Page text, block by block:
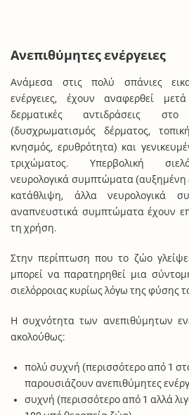
Ανεπιθύμητες ενέργειες
Ανάμεσα στις πολύ σπάνιες
ενέργειες, έχουν αναφερθεί
δερματικές αντιδράσεις
(δυσχρωματισμός δέρματος,
κνησμός, ερυθρότητα) και
τριχώματος. Υπερβολική
νευρολογικά συμπτώματα (αυξημένη
κατάθλιψη, άλλα νευρολογικά
αναπνευστικά συμπτώματα έχουν
τη χρήση.
Στην περίπτωση που το ζώο
μπορεί να παρατηρηθεί μια
σιελόρροιας κυρίως λόγω της φύσης
Η συχνότητα των ανεπιθύμητων
ακολούθως:
πολύ συχνή (περισσότερο από 1
παρουσιάζουν ανεπιθύμητες
συχνή (περισσότερο από 1 αλλά